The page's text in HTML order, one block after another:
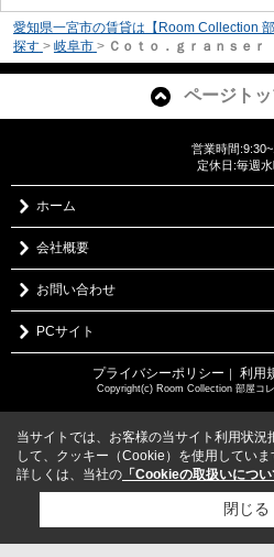
愛知県一宮市の賃貸は【Room Collection 部
探す > 岐阜市 > Ｃｏｔｏ．ｇｒａｎｓｅｒ
ページト
営業時間
定休日:毎週水
ホーム
会社概要
お問い合わせ
PCサイト
プライバシーポリシー 利用
Copyright(c) Room Collection 部屋コ
当サイトでは、お客様の当サイト利用状況
して、クッキー（Cookie）を使用していま
詳しくは、当社の 「Cookieの取扱いについ
閉じる